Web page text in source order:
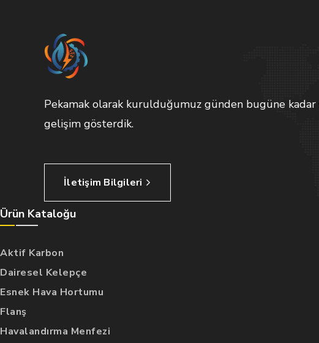
Pekamak olarak kurulduğumuz günden bugüne
gelişim gösterdik.
İletişim Bilgileri
Ürün Kataloğu
Aktif Karbon
Dairesel Kelepçe
Esnek Hava Hortumu
Flanş
Havalandırma Menfezi